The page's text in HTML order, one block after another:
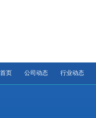
首页 公司动态 行业动态